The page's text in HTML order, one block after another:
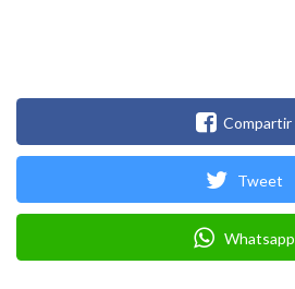
Compartir
Tweet
Whatsapp